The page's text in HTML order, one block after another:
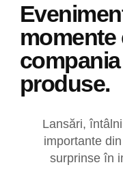
momente
produse.
Lansări,
importante
surprinse în